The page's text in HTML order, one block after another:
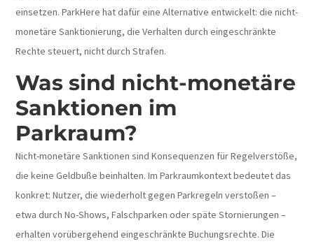
einsetzen. ParkHere hat dafür eine Alternative entwickelt: die nicht-
monetäre Sanktionierung, die Verhalten durch eingeschränkte
Rechte steuert, nicht durch Strafen.
Was sind nicht-monetäre
Sanktionen im
Parkraum?
Nicht-monetäre Sanktionen sind Konsequenzen für Regelverstöße,
die keine Geldbuße beinhalten. Im Parkraumkontext bedeutet das
konkret: Nutzer, die wiederholt gegen Parkregeln verstoßen –
etwa durch No-Shows, Falschparken oder späte Stornierungen –
erhalten vorübergehend eingeschränkte Buchungsrechte.Die